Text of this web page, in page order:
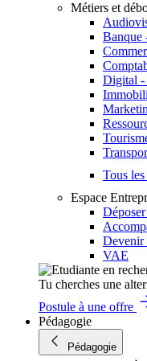
Métiers et
Banque
Digital -
Tous
Espace
Devenir
VAE
Tu cherches une
Postule à une offre
Pédagogie
Pédagogie